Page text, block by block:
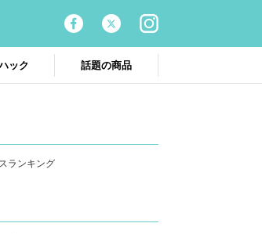
ック 話題の商品
ランキング